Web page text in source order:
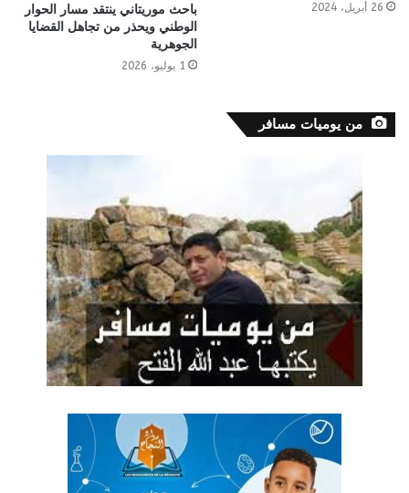
26 أبريل، 2024
باحث موريتاني ينتقد مسار الحوار
الوطني ويحذر من تجاهل القضايا
الجوهرية
1 يوليو، 2026
من يوميات مسافر